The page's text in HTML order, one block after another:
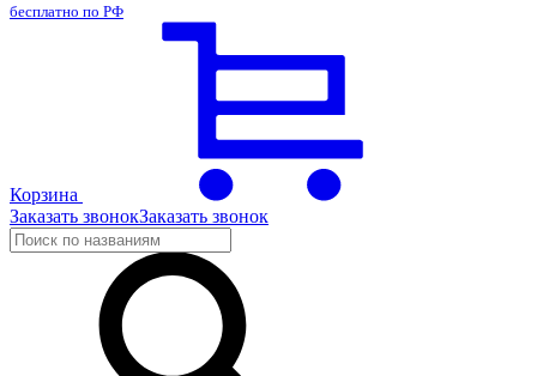
бесплатно по РФ
Корзина
Заказать звонокЗаказать звонок